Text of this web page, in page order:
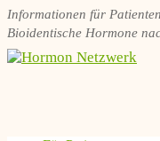
Informationen für
Bioidentische Hormone